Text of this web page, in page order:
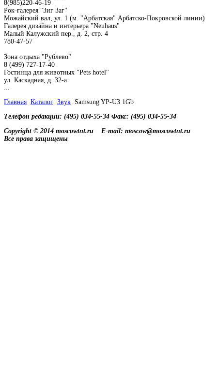
8(985)220-46-19
Рок-галерея "Зиг Заг"
Можайский вал, ул. 1 (м. "Арбатская" Арбатско-Покровской линии)
Галерея дизайна и интерьера "Neuhaus"
Малый Калужский пер., д. 2, стр. 4
780-47-57
Зона отдыха "Рублево"
8 (499) 727-17-40
Гостинца для животных "Рets hotel"
ул. Каскадная, д. 32-а
Главная Каталог Звук Samsung YP-U3 1Gb
Телефон редакции: (495) 034-55-34 Факс: (495) 034-55-34
Copyright © 2014 moscowtnt.ru
E-mail: moscow@moscowtnt.ru
Все права защищены